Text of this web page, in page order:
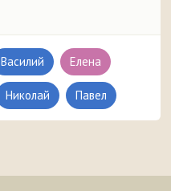
Василий Елена
Николай Павел